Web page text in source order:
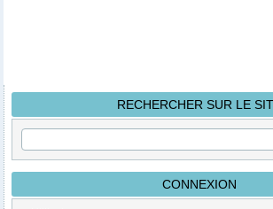
RECHERCHER SUR LE
CONNEXION